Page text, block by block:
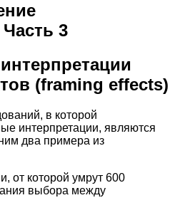
3
(framing effects)
в которой
интерпретации, являются
два примера из
от которой умрут 600
выбора между